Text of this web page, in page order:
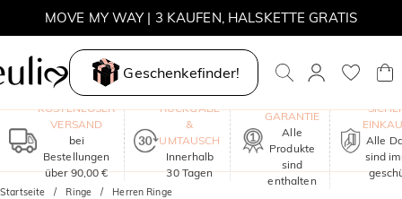
MOVE MY WAY | 3 KAUFEN, HALSKETTE GRATIS
Geschenkefinder!
KOSTENLOSER
VERSAND
bei
Bestellungen
über 90,00 €
RÜCKGABE
&
UMTAUSCH
Innerhalb
30 Tagen
GARANTIE
Alle
Produkte
sind
enthalten
Alle
sind
Startseite Ringe Herren Ringe